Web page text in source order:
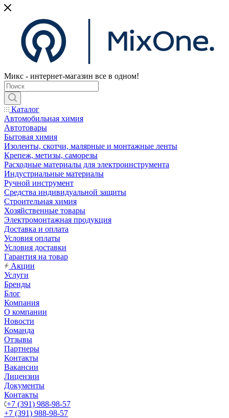
Микс - интернет-магазин все в одном!
Каталог
Автомобильная химия
Автотовары
Бытовая химия
Изоленты, скотчи, малярные и монтажные ленты
Крепеж, метизы, саморезы
Расходные материалы для электроинструмента
Индустриальные материалы
Ручной инструмент
Средства индивидуальной защиты
Строительная химия
Хозяйственные товары
Электромонтажная продукция
Доставка и оплата
Условия оплаты
Условия доставки
Гарантия на товар
Акции
Услуги
Бренды
Блог
Компания
О компании
Новости
Команда
Отзывы
Партнеры
Контакты
Вакансии
Лицензии
Документы
Контакты
+7 (391) 988-98-57
+7 (391) 988-98-57